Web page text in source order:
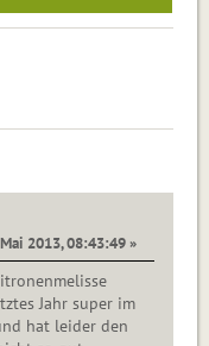
2013, 08:43:49 »
Jahr super im
hat leider den